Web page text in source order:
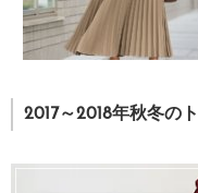
2017～2018年秋冬の